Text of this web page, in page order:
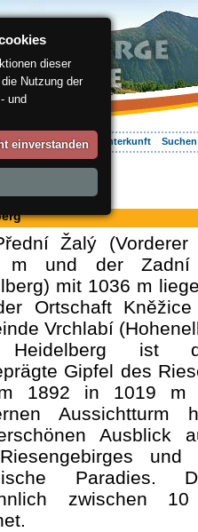
Ihr Urlaub Unterkunft
> Heidelberg
Žalý (Vorderer
m und der Zadní
mit 1036 m
Ortschaft Kněžice
Vrchlabí
ist
Gipfel des
1892 in 1019 m
Aussichtturm
Ausblick
Paradies.
zwischen
dieser
Nutzung der
und
einverstanden